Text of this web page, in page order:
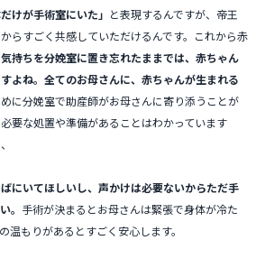
けが手術室にいた」 と表現するんですが、帝王
らすごく共感していただけるんです。これから赤
気持ちを分娩室に置き忘れたままでは、赤ちゃん
よね。全てのお母さんに、赤ちゃんが生まれる
に分娩室で助産師がお母さんに寄り添うことが
要な処置や準備があることはわかっています
にいてほしいし、声かけは必要ないからただ手
。 手術が決まるとお母さんは緊張で身体が冷た
温もりがあるとすごく安心します。